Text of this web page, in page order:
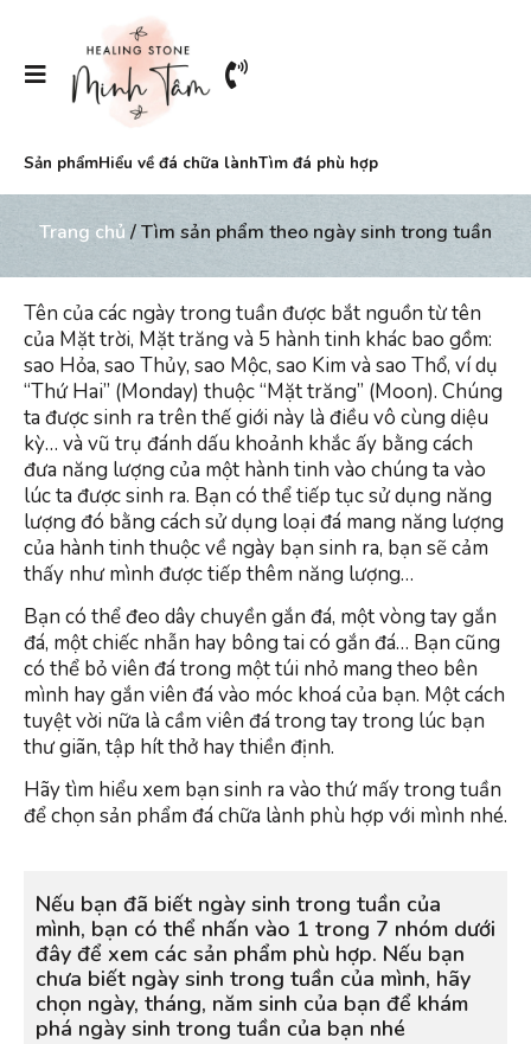
Sản phẩmHiểu về đá chữa lànhTìm đá phù hợp
Trang chủ / Tìm sản phẩm theo ngày sinh trong tuần
Tên của các ngày trong tuần được bắt nguồn từ tên
của Mặt trời, Mặt trăng và 5 hành tinh khác bao gồm:
sao Hỏa, sao Thủy, sao Mộc, sao Kim và sao Thổ, ví dụ
“Thứ Hai” (Monday) thuộc “Mặt trăng” (Moon). Chúng
ta được sinh ra trên thế giới này là điều vô cùng diệu
kỳ… và vũ trụ đánh dấu khoảnh khắc ấy bằng cách
đưa năng lượng của một hành tinh vào chúng ta vào
lúc ta được sinh ra. Bạn có thể tiếp tục sử dụng năng
lượng đó bằng cách sử dụng loại đá mang năng lượng
của hành tinh thuộc về ngày bạn sinh ra, bạn sẽ cảm
thấy như mình được tiếp thêm năng lượng…
Bạn có thể đeo dây chuyền gắn đá, một vòng tay gắn
đá, một chiếc nhẫn hay bông tai có gắn đá… Bạn cũng
có thể bỏ viên đá trong một túi nhỏ mang theo bên
mình hay gắn viên đá vào móc khoá của bạn. Một cách
tuyệt vời nữa là cầm viên đá trong tay trong lúc bạn
thư giãn, tập hít thở hay thiền định.
Hãy tìm hiểu xem bạn sinh ra vào thứ mấy trong tuần
để chọn sản phẩm đá chữa lành phù hợp với mình nhé.
Nếu bạn đã biết ngày sinh trong tuần của
mình, bạn có thể nhấn vào 1 trong 7 nhóm dưới
đây để xem các sản phẩm phù hợp. Nếu bạn
chưa biết ngày sinh trong tuần của mình, hãy
chọn ngày, tháng, năm sinh của bạn để khám
phá ngày sinh trong tuần của bạn nhé